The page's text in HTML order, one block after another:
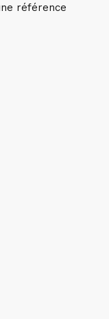
référence